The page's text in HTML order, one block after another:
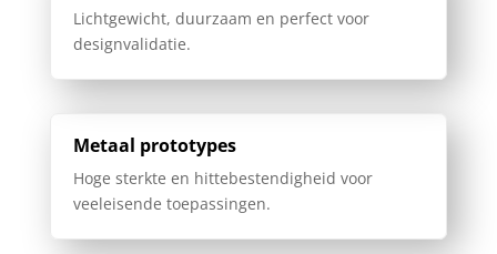
Lichtgewicht, duurzaam en perfect voor
designvalidatie.
Metaal prototypes
Hoge sterkte en hittebestendigheid voor
veeleisende toepassingen.